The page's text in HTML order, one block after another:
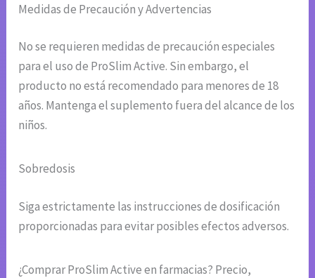
Medidas de Precaución y Advertencias
No se requieren medidas de precaución especiales
para el uso de ProSlim Active. Sin embargo, el
producto no está recomendado para menores de 18
años. Mantenga el suplemento fuera del alcance de los
niños.
Sobredosis
Siga estrictamente las instrucciones de dosificación
proporcionadas para evitar posibles efectos adversos.
¿Comprar ProSlim Active en farmacias? Precio,